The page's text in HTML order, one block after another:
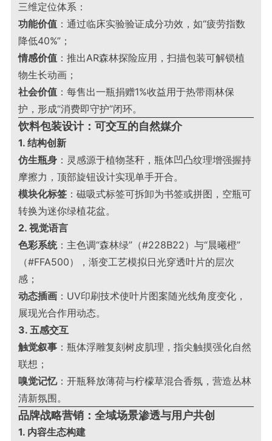
三维定位体系：
功能价值 ：通过临床实验验证成分功效，如“疲劳指数
降低40%”；
情感价值 ：推出AR森林探险应用，扫描包装可解锁植
物生长动画；
社会价值 ：每售出一瓶捐赠1%收益用于热带雨林保
护，形成“消费即守护”闭环。
饮料包装设计：可交互的自然媒介
1. 结构创新
仿生瓶身 ：灵感源于植物茎秆，瓶体凹凸纹理增强握持
摩擦力，顶部旋钮设计实现单手开合。
模块化标签 ：磁吸式标签可拆卸为书签或拼图，空瓶可
转换为迷你绿植花盆。
2. 视觉语言
色彩系统：主色调“森林绿”（#228B22）与“晨曦橙”
（#FFA500），渐变工艺模拟日光穿透叶片的层次
感；
动态插画 ：UV印刷技术使叶片图案随光线角度变化，
展现光合作用动态。
3. 五感交互
触觉叙事 ：瓶体浮雕复刻树皮肌理，指尖触摸强化自然
联想；
嗅觉记忆：开瓶释放薄荷与柠檬草混合香氛，营造丛林
清新氛围。
品牌战略营销：全域场景渗透与用户共创
1. 内容生态构建